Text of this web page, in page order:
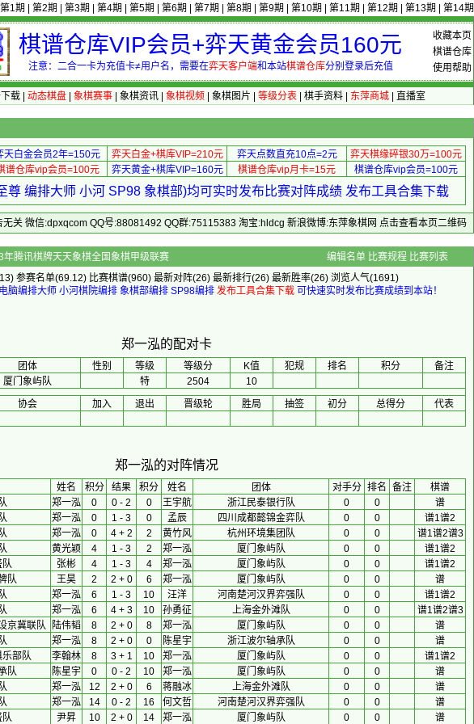
第1期 第2期 第3期 第4期 第5期 第6期 第7期 第8期 第9期 第10期 第11期 第12期 第13期 第14期
收藏本页
棋谱仓库
使用帮助
棋谱仓库VIP会员+弈天黄金会员160元
注意：二合一卡为充值卡≠用户名，需要在弈天客户端和本站棋谱仓库分别登录后充值
载| 动态棋盘| 象棋赛事| 象棋资讯| 象棋视频 象棋图片 等级分表| 棋手资料| 东萍商城| 直播室
天白金会员2年=150元 弈天白金+棋库VIP=210元 弈天点数直充10点=2元
弈天棋缘碎银30万=100元
谱仓库vip会员=100元 弈天黄金+棋库VIP=160元 棋谱仓库vip月卡=15元 棋谱仓库vip会员=100元
尊 编排大师 小河 SP98 象棋部)均可实时发布比赛对阵成绩 发布工具合集下载
关 微信:dpxqcom QQ号:88081492 QQ群:75115383 淘宝:hldcg 新浪微博:东萍象棋网 点击查看本页二维码
卡 - 2023年腾讯棋牌天天象棋全国象棋甲级联赛 编辑名单 比赛规程 比赛列表
参赛名单(69.12) 比赛棋谱(960) 最新对阵(26) 最新排行(26) 最新胜率(26) 浏览人气(1691)
电脑编排大师 小河棋院编排 象棋部编排 SP98编排 发布工具合集下载 可快速实时发布比赛成绩到本站！
郑一泓的配对卡
团体 性别 等级 等级分 K值 犯规 排名 积分
备注
厦门象屿队 特 2504
10
协会 加入 退出 晋级轮 胜局 抽签 初分 总得分 代表
郑一泓的对阵情况
姓名 积分 结果 积分 姓名 团体 对手分 排名 备注
棋谱
郑一泓 0 0 - 2 0 王宇航 浙江民泰银行队 0 0
谱
郑一泓 0 1 - 3 0 孟辰 四川成都懿锦金弈队 0 0 谱1谱2
郑一泓 0 4 + 2 2 黄竹风 杭州环境集团队 0 0 谱1谱2谱3
黄光颖 4 1 - 3 2 郑一泓 厦门象屿队 0 0 谱1谱2
队 张彬 4 1 - 3 4 郑一泓 厦门象屿队 0 0 谱1谱2
队 王昊 2 2 + 0 6 郑一泓 厦门象屿队 0 0
谱
郑一泓 6 1 - 3 10 汪洋 河南楚河汉界弈强队 0 0 谱1谱2
郑一泓 6 4 + 3 10 孙勇征 上海金外滩队 0 0 谱1谱2谱3
京冀联队 陆伟韬 8 2 + 0 8 郑一泓 厦门象屿队 0 0
谱
郑一泓 8 2 + 0 0 陈星宇 浙江波尔轴承队 0 0
谱
乐部队 李翰林 8 3 + 1 10 郑一泓 厦门象屿队 0 0 谱1谱2
队 陈星宇 0 0 - 2 10 郑一泓 厦门象屿队 0 0
谱
郑一泓 12 2 + 0 6 蒋融冰 上海金外滩队 0 0
谱
郑一泓 14 0 - 2 16 何文哲 河南楚河汉界弈强队 0 0
谱
队 尹昇 10 2 + 0 14 郑一泓 厦门象屿队 0 0 谱